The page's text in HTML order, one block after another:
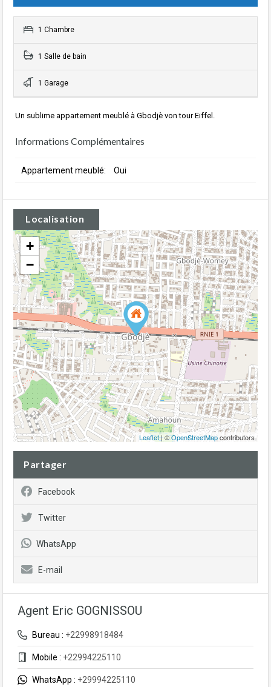
1 Chambre
1 Salle de bain
1 Garage
Un sublime appartement meublé à Gbodjè von tour Eiffel.
Informations Complémentaires
Appartement meublé: Oui
Localisation
+
−
Leaflet| ©OpenStreetMapcontributors
Partager
Facebook
Twitter
WhatsApp
E-mail
Agent Eric GOGNISSOU
Bureau : +22998918484
Mobile : +22994225110
WhatsApp : +29994225110